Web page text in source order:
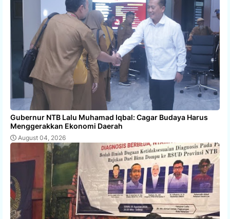
Gubernur NTB Lalu Muhamad Iqbal: Cagar Budaya Harus
Menggerakkan Ekonomi Daerah
August 04, 2026